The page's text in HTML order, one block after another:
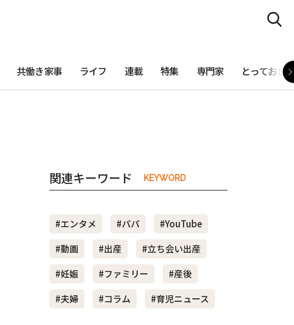
#共働き夫婦 #産休 #育休
共働き家事 ライフ 連載 特集 専門家 とっておき
関連キーワード KEYWORD
#エンタメ #パパ
#YouTube
#動画
#出産
#立ち会い出産
#妊娠
#ファミリー
#産後
#夫婦
#コラム #育児ニュース